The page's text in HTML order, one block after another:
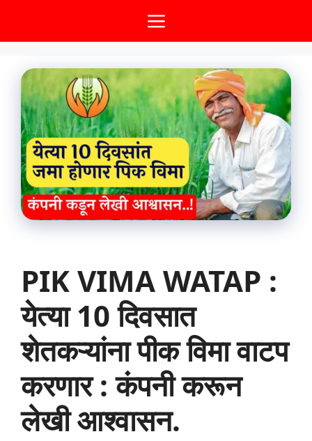
to
content
Menu
PIK VIMA WATAP :
येत्या 10 दिवसात
शेतकऱ्यांना पीक विमा वाटप
करणार : कंपनी करून
लेखी आश्वासन.